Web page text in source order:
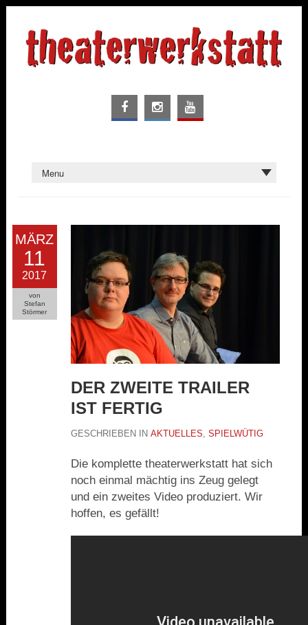
MÄRZ
11
2017
von
Stefan
Störmer
DER ZWEITE TRAILER
IST FERTIG
GESCHRIEBEN IN AKTUELLES, SPIELWÜTIG
Die komplette theaterwerkstatt hat sich
noch einmal mächtig ins Zeug gelegt
und ein zweites Video produziert. Wir
hoffen, es gefällt!